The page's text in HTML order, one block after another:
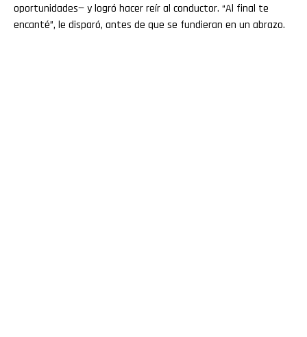
oportunidades— y logró hacer reír al conductor. “Al final te
encanté”, le disparó, antes de que se fundieran en un abrazo.